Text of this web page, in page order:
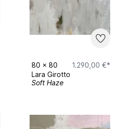
80 x 80
1.290,00 €*
Lara Girotto
Soft Haze